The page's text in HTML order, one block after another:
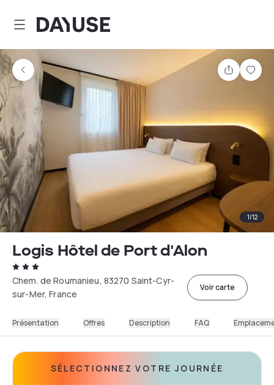
Dayuse
Partager
1/12
Logis Hôtel de Port d'Alon
Chem. de Roumanieu, 83270 Saint-Cyr-
sur-Mer, France
Voir carte
Présentation Offres Description FAQ
SÉLECTIONNEZ VOTRE JOURNÉE